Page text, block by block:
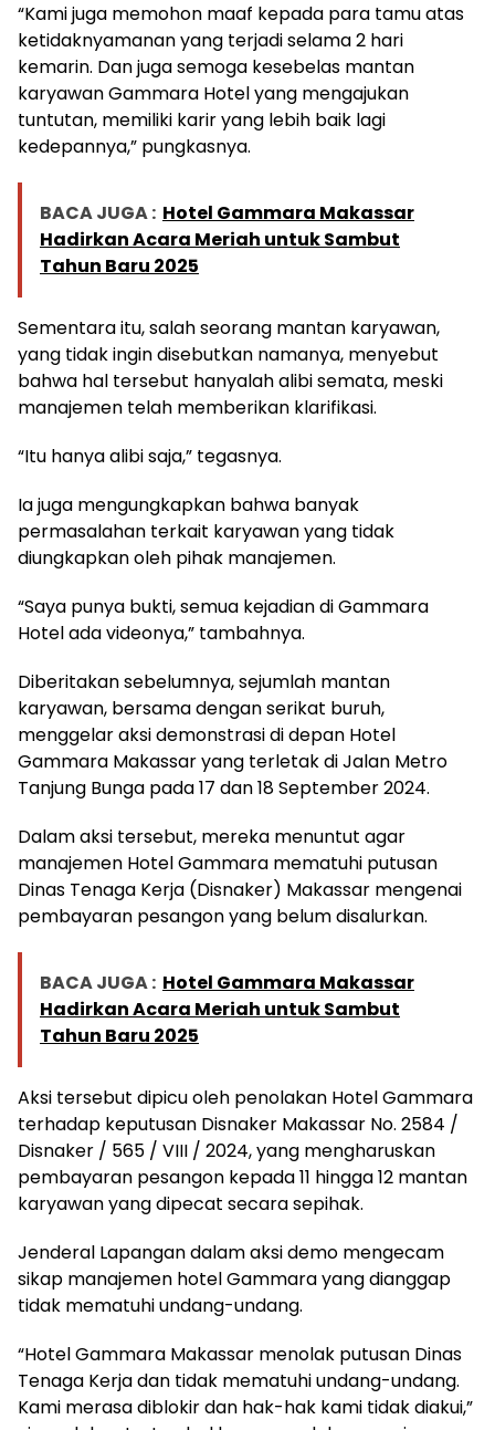
“Kami juga memohon maaf kepada para tamu atas
ketidaknyamanan yang terjadi selama 2 hari
kemarin. Dan juga semoga kesebelas mantan
karyawan Gammara Hotel yang mengajukan
tuntutan, memiliki karir yang lebih baik lagi
kedepannya,” pungkasnya.
BACA JUGA : Hotel Gammara Makassar
Hadirkan Acara Meriah untuk Sambut
Tahun Baru 2025
Sementara itu, salah seorang mantan karyawan,
yang tidak ingin disebutkan namanya, menyebut
bahwa hal tersebut hanyalah alibi semata, meski
manajemen telah memberikan klarifikasi.
“Itu hanya alibi saja,” tegasnya.
Ia juga mengungkapkan bahwa banyak
permasalahan terkait karyawan yang tidak
diungkapkan oleh pihak manajemen.
“Saya punya bukti, semua kejadian di Gammara
Hotel ada videonya,” tambahnya.
Diberitakan sebelumnya, sejumlah mantan
karyawan, bersama dengan serikat buruh,
menggelar aksi demonstrasi di depan Hotel
Gammara Makassar yang terletak di Jalan Metro
Tanjung Bunga pada 17 dan 18 September 2024.
Dalam aksi tersebut, mereka menuntut agar
manajemen Hotel Gammara mematuhi putusan
Dinas Tenaga Kerja (Disnaker) Makassar mengenai
pembayaran pesangon yang belum disalurkan.
BACA JUGA : Hotel Gammara Makassar
Hadirkan Acara Meriah untuk Sambut
Tahun Baru 2025
Aksi tersebut dipicu oleh penolakan Hotel Gammara
terhadap keputusan Disnaker Makassar No. 2584 /
Disnaker / 565 / VIII / 2024, yang mengharuskan
pembayaran pesangon kepada 11 hingga 12 mantan
karyawan yang dipecat secara sepihak.
Jenderal Lapangan dalam aksi demo mengecam
sikap manajemen hotel Gammara yang dianggap
tidak mematuhi undang-undang.
“Hotel Gammara Makassar menolak putusan Dinas
Tenaga Kerja dan tidak mematuhi undang-undang.
Kami merasa diblokir dan hak-hak kami tidak diakui,”